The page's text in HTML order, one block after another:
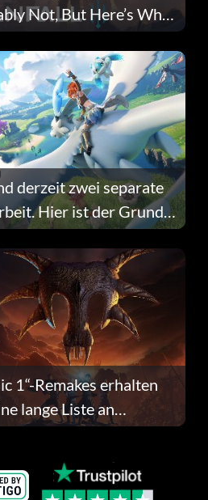
Not, But Here’s Why
derzeit zwei separate
Hier ist der Grund
1“-Remakes erhalten
lange Liste an